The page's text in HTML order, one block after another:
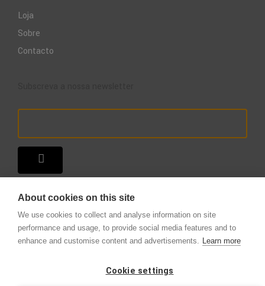
Loja
Sobre
Contacto
Copyright © 2025 – A Loja do Extintor .Todos os direitos reservados.
About cookies on this site
We use cookies to collect and analyse information on site
performance and usage, to provide social media features and to
enhance and customise content and advertisements. Learn more
Cookie settings